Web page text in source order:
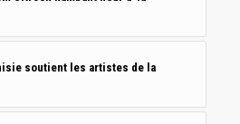
soutient les artistes de la